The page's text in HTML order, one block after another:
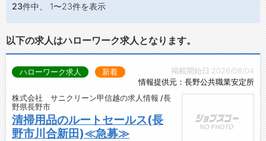
23件中、 1〜23件を表示
以下の求人はハローワーク求人となります。
掲載開始日:2026/08/04
情報提供元：長野公共職業安定所
ハローワーク求人 新着
株式会社 サニクリーン甲信越の求人情報 /長
野県長野市
清掃用品のルートセールス(長
野市川合新田)≪急募≫